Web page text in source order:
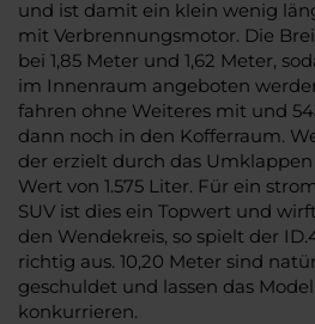
und ist damit ein klein wenig
mit Verbrennungsmotor. Die
bei 1,85 Meter und 1,62 Meter,
im Innenraum angeboten
fahren ohne Weiteres mit und
dann noch in den Kofferraum.
der erzielt durch das
Wert von 1.575 Liter. Für ein
SUV ist dies ein Topwert und
den Wendekreis, so spielt der
richtig aus. 10,20 Meter sind
geschuldet und lassen das
konkurrieren.